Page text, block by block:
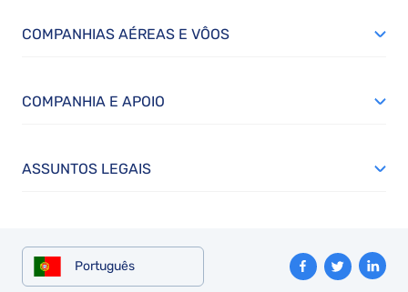
COMPANHIAS AÉREAS E VÔOS
COMPANHIA E APOIO
ASSUNTOS LEGAIS
Português